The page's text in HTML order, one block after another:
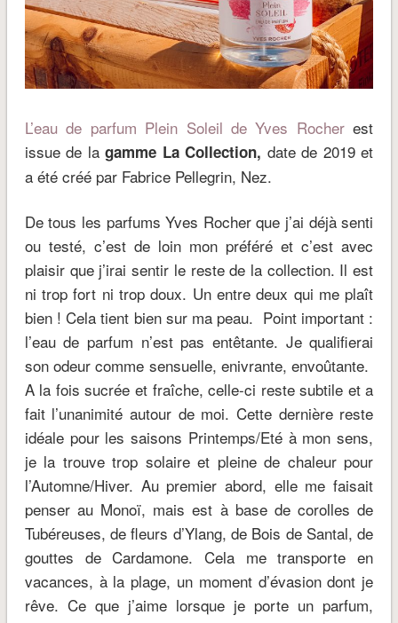
L’eau de parfum Plein Soleil de Yves Rocherest
issue de lagamme La Collection, date de 2019 et
a été créé par Fabrice Pellegrin, Nez.
De tous les parfums Yves Rocher que j’ai déjà senti
ou testé, c’est de loin mon préféré et c’est avec
plaisir que j’irai sentir le reste de la collection. Il est
ni trop fort ni trop doux. Un entre deux qui me plaît
bien ! Cela tient bien sur ma peau. Point important :
l’eau de parfum n’est pas entêtante. Je qualifierai
son odeur comme sensuelle, enivrante, envoûtante.
A la fois sucrée et fraîche, celle-ci reste subtile et a
fait l’unanimité autour de moi. Cette dernière reste
idéale pour les saisons Printemps/Eté à mon sens,
je la trouve trop solaire et pleine de chaleur pour
l’Automne/Hiver. Au premier abord, elle me faisait
penser au Monoï, mais est à base de corolles de
Tubéreuses, de fleurs d’Ylang, de Bois de Santal, de
gouttes de Cardamone. Cela me transporte en
vacances, à la plage, un moment d’évasion dont je
rêve. Ce que j’aime lorsque je porte un parfum,